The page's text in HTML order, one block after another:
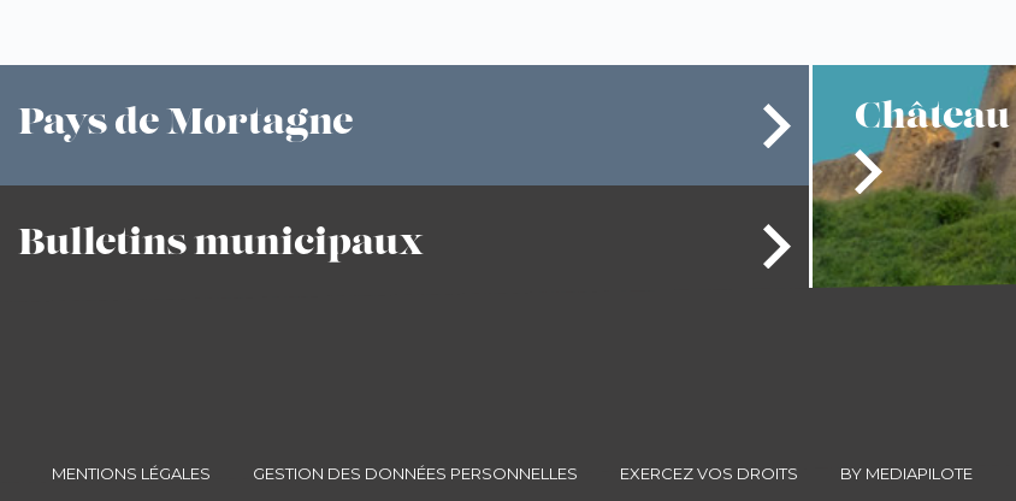
Pays de Mortagne
Bulletinsmunicipaux
Château
MENTIONS LÉGALES GESTION DES DONNÉES PERSONNELLES EXERCEZ VOS DROITS BY MEDIAPILOTE